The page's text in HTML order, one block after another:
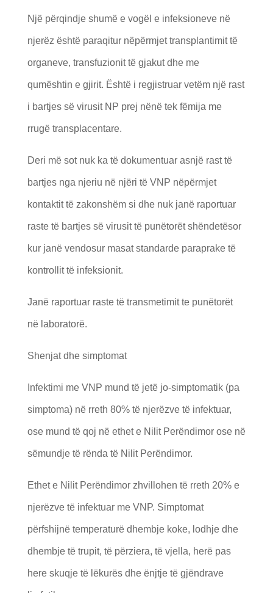
Një përqindje shumë e vogël e infeksioneve në
njerëz është paraqitur nëpërmjet transplantimit të
organeve, transfuzionit të gjakut dhe me
qumështin e gjirit. Është i regjistruar vetëm një rast
i bartjes së virusit NP prej nënë tek fëmija me
rrugë transplacentare.
Deri më sot nuk ka të dokumentuar asnjë rast të
bartjes nga njeriu në njëri të VNP nëpërmjet
kontaktit të zakonshëm si dhe nuk janë raportuar
raste të bartjes së virusit të punëtorët shëndetësor
kur janë vendosur masat standarde paraprake të
kontrollit të infeksionit.
Janë raportuar raste të transmetimit te punëtorët
në laboratorë.
Shenjat dhe simptomat
Infektimi me VNP mund të jetë jo-simptomatik (pa
simptoma) në rreth 80% të njerëzve të infektuar,
ose mund të qoj në ethet e Nilit Perëndimor ose në
sëmundje të rënda të Nilit Perëndimor.
Ethet e Nilit Perëndimor zhvillohen të rreth 20% e
njerëzve të infektuar me VNP. Simptomat
përfshijnë temperaturë dhembje koke, lodhje dhe
dhembje të trupit, të përziera, të vjella, herë pas
here skuqje të lëkurës dhe ënjtje të gjëndrave